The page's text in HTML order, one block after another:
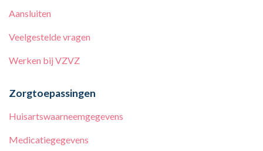
Aansluiten
Veelgestelde vragen
Werken bij VZVZ
Zorgtoepassingen
Huisartswaarneemgegevens
Medicatiegegevens